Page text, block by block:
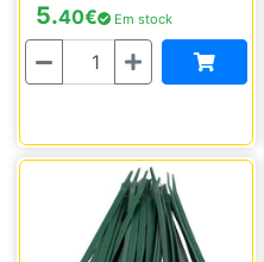
5.40€ Em stock
Quantidade